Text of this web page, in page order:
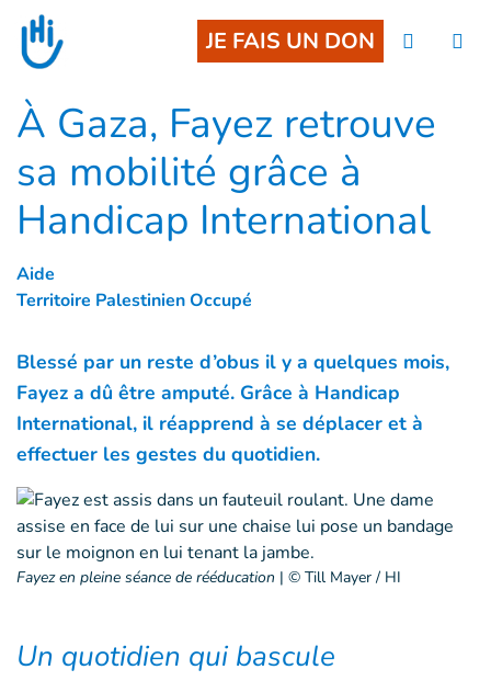
Goto main content
JE FAIS UN DON
À Gaza, Fayez retrouve
sa mobilité grâce à
Handicap International
Aide
Territoire Palestinien Occupé
Blessé par un reste d’obus il y a quelques mois,
Fayez a dû être amputé. Grâce à Handicap
International, il réapprend à se déplacer et à
effectuer les gestes du quotidien.
Fayez en pleine séance de rééducation | © Till Mayer / HI
Un quotidien qui bascule